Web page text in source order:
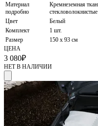
Материал
подробно
Кремнеземная
Цвет
Белый
Комплект
1 шт.
Размер
150 x 93 см
ЦЕНА
3 080₽
НЕТ В НАЛИЧИИ